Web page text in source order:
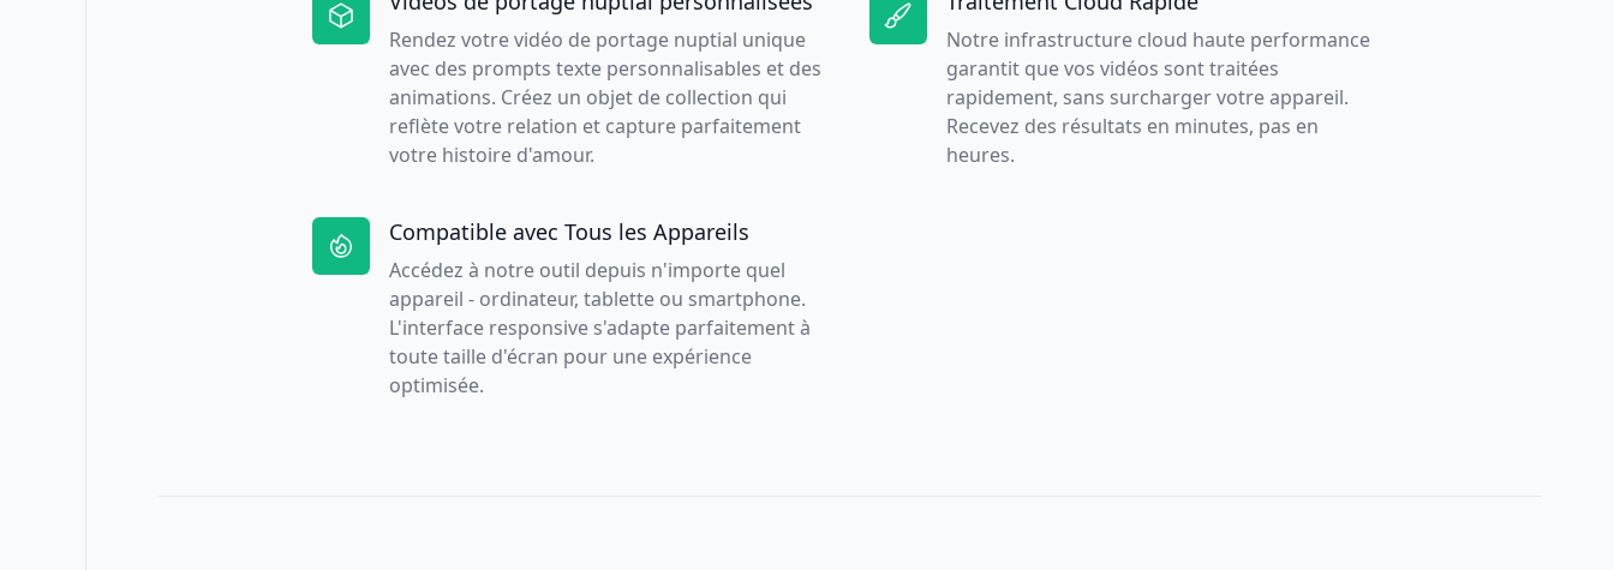
Rendez votre vidéo de portage nuptial unique
avec des prompts texte personnalisables et des
animations. Créez un objet de collection qui
reflète votre relation et capture parfaitement
votre histoire d'amour.
Notre infrastructure cloud haute performance
garantit que vos vidéos sont traitées
rapidement, sans surcharger votre appareil.
Recevez des résultats en minutes, pas en
heures.
Compatible avec Tous les Appareils
Accédez à notre outil depuis n'importe quel
appareil - ordinateur, tablette ou smartphone.
L'interface responsive s'adapte parfaitement à
toute taille d'écran pour une expérience
optimisée.